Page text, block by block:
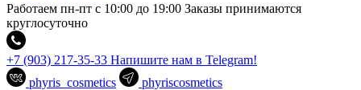
Работаем пн-пт с 10:00 до 19:00 Заказы принимаются
круглосуточно
+7 (903) 217-35-33 Напишите нам в Telegram!
phyris_cosmetics
phyriscosmetics